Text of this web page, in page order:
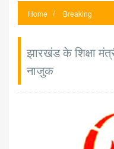
Home Breaking
झारखंड के शिक्षा
नाजुक